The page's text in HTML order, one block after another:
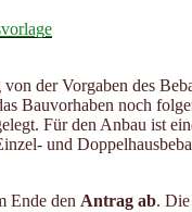
der Vorgaben des
Bauvorhaben noch
Für den Anbau ist
und
Ende den Antrag ab.